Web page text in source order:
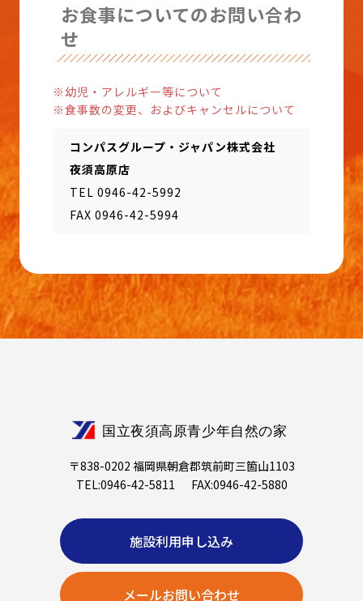
お食事についてのお問い合わ
せ
※幼児・アレルギー等について
※食事数の変更、およびキャンセルについて
コンパスグループ・ジャパン株式会社
夜須高原店
TEL 0946-42-5992
FAX 0946-42-5994
〒838-0202 福岡県朝倉郡筑前町三箇山1103
TEL:0946-42-5811
FAX:0946-42-5880
施設利用申し込み
メールお問い合わせ